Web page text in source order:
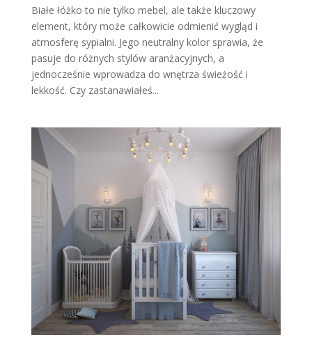
Białe łóżko to nie tylko mebel, ale także kluczowy
element, który może całkowicie odmienić wygląd i
atmosferę sypialni. Jego neutralny kolor sprawia, że
pasuje do różnych stylów aranżacyjnych, a
jednocześnie wprowadza do wnętrza świeżość i
lekkość. Czy zastanawiałeś...